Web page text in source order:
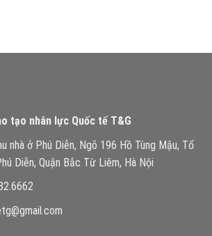
tạo nhân lực Quốc tế T&G
nhà ở Phú Diễn, Ngõ 196 Hồ Tùng Mậu, Tổ
Diễn, Quận Bắc Từ Liêm, Hà Nội